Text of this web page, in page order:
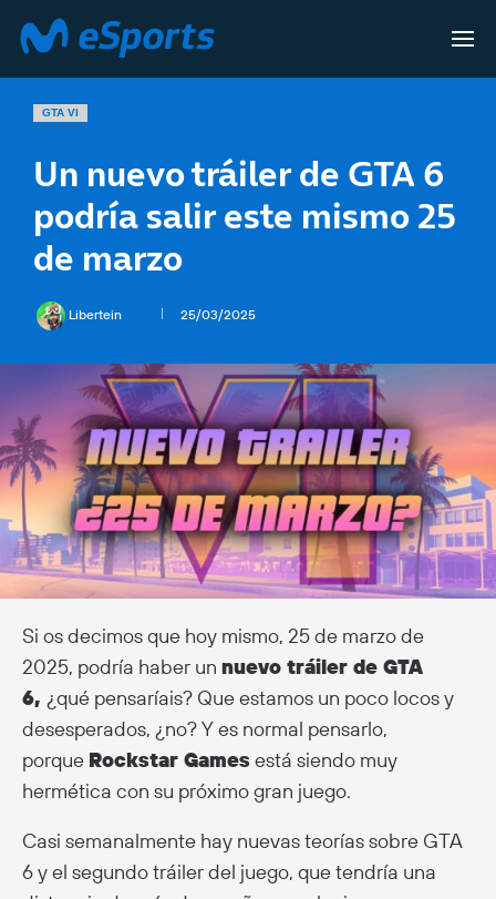
GTA VI
Un nuevo tráiler de GTA 6
podría salir este mismo 25
de marzo
Libertein 25/03/2025
Si os decimos que hoy mismo, 25 de marzo de
2025, podría haber un nuevo tráiler de GTA
6, ¿qué pensaríais? Que estamos un poco locos y
desesperados, ¿no? Y es normal pensarlo,
porque Rockstar Games está siendo muy
hermética con su próximo gran juego.
Casi semanalmente hay nuevas teorías sobre GTA
6 y el segundo tráiler del juego, que tendría una